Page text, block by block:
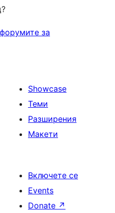
за
Showcase
Теми
Разширения
Макети
Включете се
Events
Donate ↗